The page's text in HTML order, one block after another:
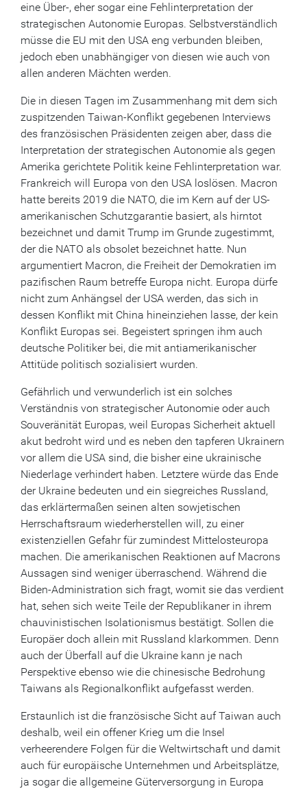
eine Über-, eher sogar eine Fehlinterpretation der
strategischen Autonomie Europas. Selbstverständlich
müsse die EU mit den USA eng verbunden bleiben,
jedoch eben unabhängiger von diesen wie auch von
allen anderen Mächten werden.
Die in diesen Tagen im Zusammenhang mit dem sich
zuspitzenden Taiwan-Konflikt gegebenen Interviews
des französischen Präsidenten zeigen aber, dass die
Interpretation der strategischen Autonomie als gegen
Amerika gerichtete Politik keine Fehlinterpretation war.
Frankreich will Europa von den USA loslösen. Macron
hatte bereits 2019 die NATO, die im Kern auf der US-
amerikanischen Schutzgarantie basiert, als hirntot
bezeichnet und damit Trump im Grunde zugestimmt,
der die NATO als obsolet bezeichnet hatte. Nun
argumentiert Macron, die Freiheit der Demokratien im
pazifischen Raum betreffe Europa nicht. Europa dürfe
nicht zum Anhängsel der USA werden, das sich in
dessen Konflikt mit China hineinziehen lasse, der kein
Konflikt Europas sei. Begeistert springen ihm auch
deutsche Politiker bei, die mit antiamerikanischer
Attitüde politisch sozialisiert wurden.
Gefährlich und verwunderlich ist ein solches
Verständnis von strategischer Autonomie oder auch
Souveränität Europas, weil Europas Sicherheit aktuell
akut bedroht wird und es neben den tapferen Ukrainern
vor allem die USA sind, die bisher eine ukrainische
Niederlage verhindert haben. Letztere würde das Ende
der Ukraine bedeuten und ein siegreiches Russland,
das erklärtermaßen seinen alten sowjetischen
Herrschaftsraum wiederherstellen will, zu einer
existenziellen Gefahr für zumindest Mittelosteuropa
machen. Die amerikanischen Reaktionen auf Macrons
Aussagen sind weniger überraschend. Während die
Biden-Administration sich fragt, womit sie das verdient
hat, sehen sich weite Teile der Republikaner in ihrem
chauvinistischen Isolationismus bestätigt. Sollen die
Europäer doch allein mit Russland klarkommen. Denn
auch der Überfall auf die Ukraine kann je nach
Perspektive ebenso wie die chinesische Bedrohung
Taiwans als Regionalkonflikt aufgefasst werden.
Erstaunlich ist die französische Sicht auf Taiwan auch
deshalb, weil ein offener Krieg um die Insel
verheerendere Folgen für die Weltwirtschaft und damit
auch für europäische Unternehmen und Arbeitsplätze,
ja sogar die allgemeine Güterversorgung in Europa